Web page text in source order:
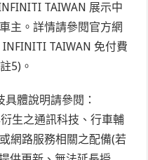
TAIWAN 展示中
主。詳情請參閱官方網
TAIWAN 免付費
5) 。
具體說明請參閱：
生之通訊科技、行車輔
網路服務相關之配備(若